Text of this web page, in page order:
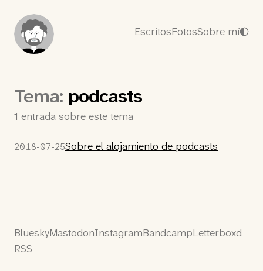
EscritosFotosSobre mí
Tema: podcasts
1 entrada sobre este tema
2018-07-25Sobre el alojamiento de podcasts
BlueskyMastodonInstagramBandcampLetterboxd
RSS